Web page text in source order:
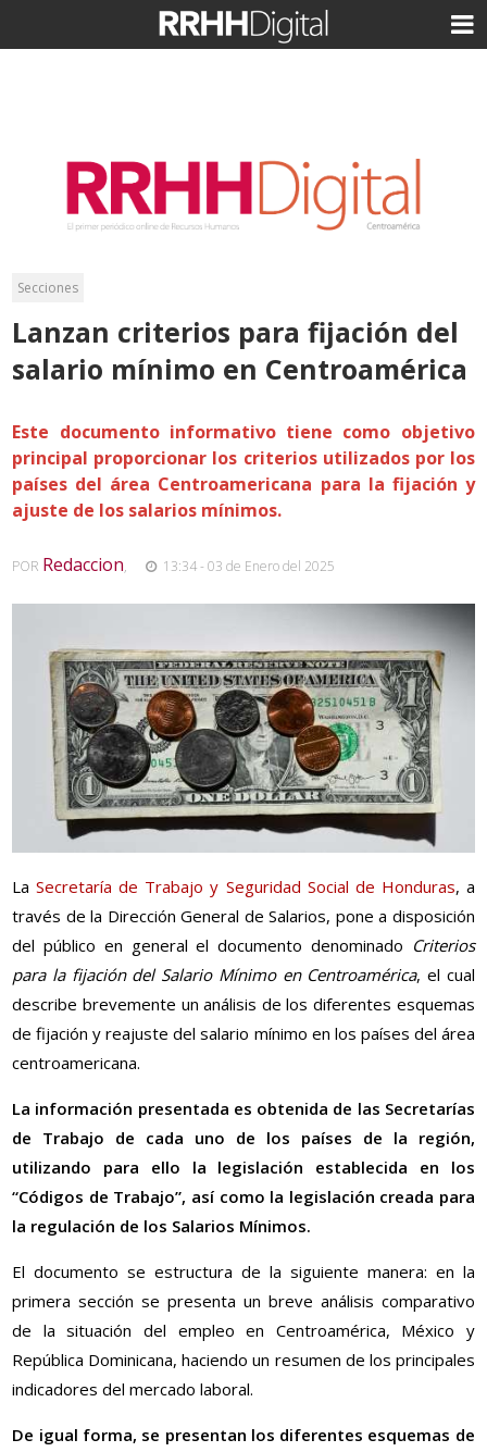
Secciones
Lanzan criterios para fijación del
salario mínimo en Centroamérica
Este documento informativo tiene como objetivo
principal proporcionar los criterios utilizados por los
países del área Centroamericana para la fijación y
ajuste de los salarios mínimos.
POR Redaccion, 13:34 - 03 de Enero del 2025
LaSecretaría de Trabajo y Seguridad Social de Honduras, a
través de la Dirección General de Salarios, pone a disposición
del público en general el documento denominado Criterios
para la fijación del Salario Mínimo en Centroamérica, el cual
describe brevemente un análisis de los diferentes esquemas
de fijación y reajuste del salario mínimo en los países del área
centroamericana.
La información presentada es obtenida de las Secretarías
de Trabajo de cada uno de los países de la región,
utilizando para ello la legislación establecida en los
“Códigos de Trabajo”, así como la legislación creada para
la regulación de los Salarios Mínimos.
El documento se estructura de la siguiente manera: en la
primera sección se presenta un breve análisis comparativo
de la situación del empleo en Centroamérica, México y
República Dominicana, haciendo un resumen de los principales
indicadores del mercado laboral.
De igual forma, se presentan los diferentes esquemas de